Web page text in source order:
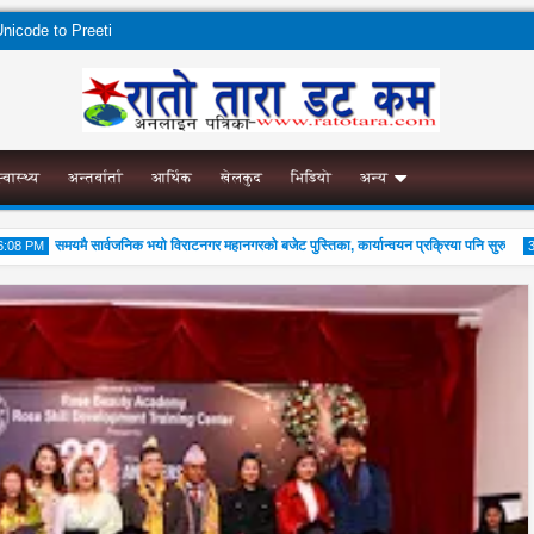
to Preeti
अन्तर्वार्ता आर्थिक खेलकुद भिडियो अन्य
Aug
2026
समयमै सार्वजनिक भयो विराटनगर महानगरको बजेट पुस्तिका, कार्यान्वयन प्रक्रिया पनि सुरु 3:56